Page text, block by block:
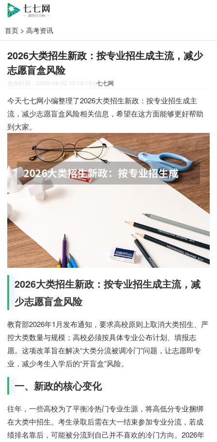
首页 > 高考资讯
2026大类招生新政：按专业招生成主流，减少
志愿盲盒风险
发布时间：2026-06-02 15:18:16 | 七七网
今天七七网小编整理了2026大类招生新政：按专业招生成主
流，减少志愿盲盒风险相关信息，希望在这方面能够更好帮助
到大家。
2026大类招生新政：按专业招生成主流，减
少志愿盲盒风险
教育部2026年1月发布通知，要求高校原则上取消大类招生、严
控大类数量与规模；高校必须按具体专业公布计划、填报志
愿。这项改革旨在解决“大类分流被调冷门”问题，让志愿即专
业，减少考生入学后的“开盲盒”风险。
一、新政的核心变化
往年，一些高校为了平衡冷热门专业生源，将高低分专业捆绑
在大类中招生。考生录取后需在大一结束参加专业分流，若成
绩排名靠后，可能被分流到自己并不喜欢的冷门方向。2026年